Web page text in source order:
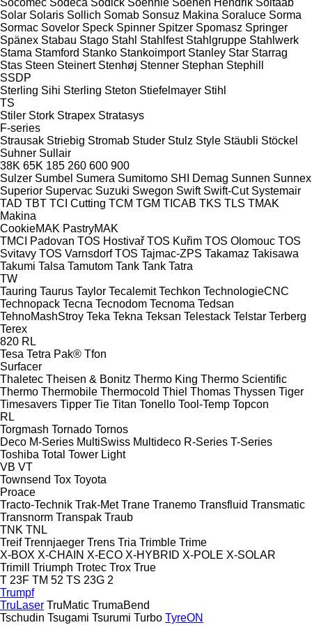
Solar Solaris Sollich Somab Sonsuz Makina Soraluce Sorma
Sormac Sovelor Speck Spinner Spitzer Spomasz Springer
Spänex Stabau Stago Stahl Stahlfest Stahlgruppe Stahlwerk
Stama Stamford Stanko Stankoimport Stanley Star Starrag
Stas Steen Steinert Stenhøj Stenner Stephan Stephill
SSDP
Sterling Sihi Sterling Steton Stiefelmayer Stihl
TS
Stiler Stork Strapex Stratasys
F-series
Strausak Striebig Stromab Studer Stulz Style Stäubli Stöckel
Suhner Sullair
38K 65K 185 260 600 900
Sulzer Sumbel Sumera Sumitomo SHI Demag Sunnen Sunnex
Superior Supervac Suzuki Swegon Swift Swift-Cut Systemair
TAD TBT TCI Cutting TCM TGM TICAB TKS TLS TMAK
Makina
CookieMAK PastryMAK
TMCI Padovan TOS Hostivař TOS Kuřim TOS Olomouc TOS
Svitavy TOS Varnsdorf TOS Tajmac-ZPS Takamaz Takisawa
Takumi Talsa Tamutom Tank Tank Tatra
TW
Tauring Taurus Taylor Tecalemit Techkon TechnologieCNC
Technopack Tecna Tecnodom Tecnoma Tedsan
TehnoMashStroy Teka Tekna Teksan Telestack Telstar Terberg
Terex
820 RL
Tesa Tetra Pak® Tfon
Surfacer
Thaletec Theisen & Bonitz Thermo King Thermo Scientific
Thermo Thermobile Thermocold Thiel Thomas Thyssen Tiger
Timesavers Tipper Tie Titan Tonello Tool-Temp Topcon
RL
Torgmash Tornado Tornos
Deco M-Series MultiSwiss Multideco R-Series T-Series
Toshiba Total Tower Light
VB VT
Townsend Tox Toyota
Proace
Tracto-Technik Trak-Met Trane Tranemo Transfluid Transmatic
Transnorm Transpak Traub
TNK TNL
Treif Trennjaeger Trens Tria Trimble Trime
X-BOX X-CHAIN X-ECO X-HYBRID X-POLE X-SOLAR
Trimill
Triumph Trotec Trox True
T 23F TM 52 TS 23G 2
Trumpf
TruLaser TruMatic TrumaBend
Tschudin Tsugami Tsurumi Turbo TyreON